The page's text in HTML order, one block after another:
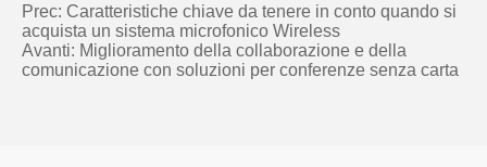
Prec: Caratteristiche chiave da tenere in conto quando si
acquista un sistema microfonico Wireless
Avanti: Miglioramento della collaborazione e della
comunicazione con soluzioni per conferenze senza carta